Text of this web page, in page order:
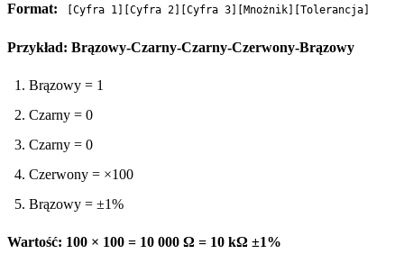
Format: [Cyfra 1][Cyfra 2][Cyfra 3][Mnożnik][Tolerancja]
Przykład: Brązowy-Czarny-Czarny-Czerwony-Brązowy
Brązowy = 1
Czarny = 0
Czarny = 0
Czerwony = ×100
Brązowy = ±1%
Wartość: 100 × 100 = 10 000 Ω = 10 kΩ ±1%